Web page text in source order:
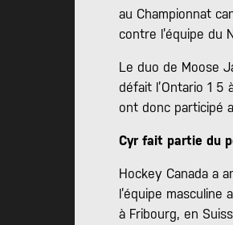
au Championnat
contre l’équipe du
Le duo de Moose
défait l’Ontario 1
ont donc participé
Cyr fait partie du
Hockey Canada a
l’équipe masculine
à Fribourg, en